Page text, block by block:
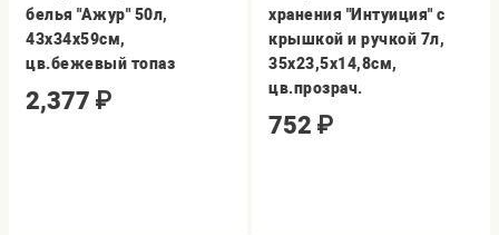
белья "Ажур" 50л,
43х34х59см,
цв.бежевый топаз
2,377 ₽
хранения "Интуиция" с
крышкой и ручкой 7л,
35х23,5х14,8см,
цв.прозрач.
752 ₽